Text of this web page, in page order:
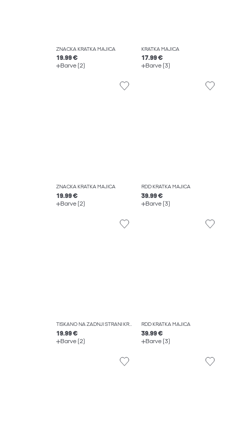
ZNAČKA KRATKA MAJICA
19.99 €
Barve (2)
KRATKA MAJICA
17.99 €
Barve (3)
ZNAČKA KRATKA MAJICA
19.99 €
Barve (2)
RDD KRATKA MAJICA
39.99 €
Barve (3)
TISKANO NA ZADNJI STRANI KRATKA MAJICA
19.99 €
Barve (2)
RDD KRATKA MAJICA
39.99 €
Barve (3)